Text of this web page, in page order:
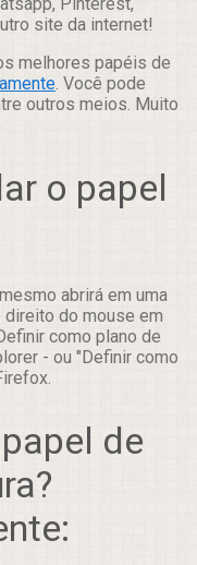
site da internet!
melhores papéis de
. Você pode
outros meios. Muito
o papel
abrirá em uma
direito do mouse em
como plano de
- ou "Definir como
de